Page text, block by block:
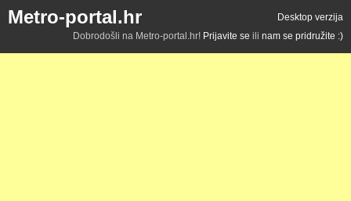
Metro-portal.hr
Desktop verzija
Dobrodošli na Metro-portal.hr! Prijavite se ili nam se pridružite :)